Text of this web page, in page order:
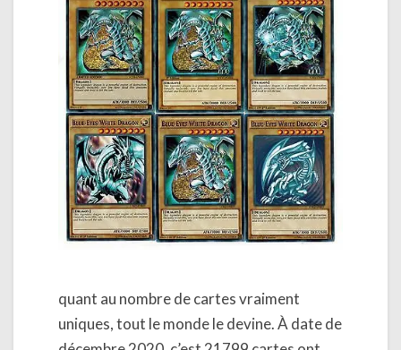
quant au nombre de cartes vraiment
uniques, tout le monde le devine. À date de